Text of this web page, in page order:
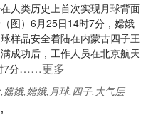
人类历史上首次实现月球背面
图）6月25日14时7分，嫦娥
样品安全着陆在内蒙古四子王
成功后，工作人员在北京航天
7分……更多
嫦娥,嫦娥,月球,四子,大气层